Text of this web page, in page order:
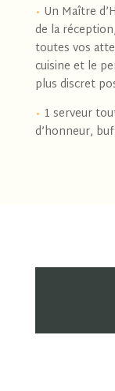
• Un Maître
de la
toutes vos
cuisine et le
plus discret
• 1 serveur
d’honneur,